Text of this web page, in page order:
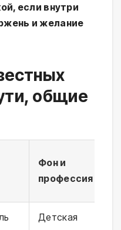
если внутри
и желание
общие
Фон и
профессия
Детская